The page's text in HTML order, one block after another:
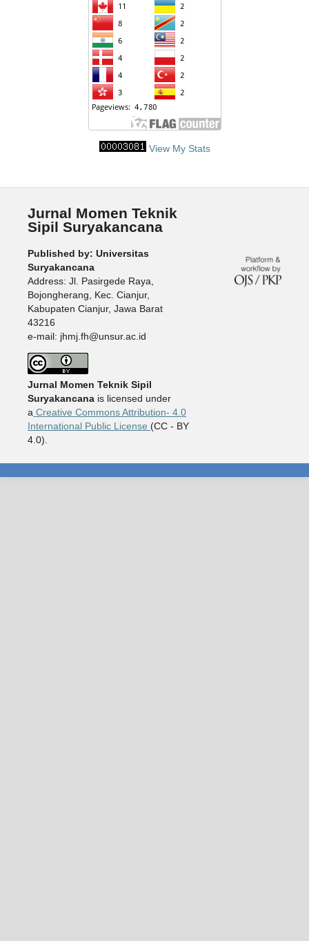
View My Stats
Jurnal Momen Teknik
Sipil Suryakancana
Published by: Universitas
Suryakancana
Address: Jl. Pasirgede Raya,
Bojongherang, Kec. Cianjur,
Kabupaten Cianjur, Jawa Barat
43216
e-mail: jhmj.fh@unsur.ac.id
Jurnal Momen Teknik Sipil
Suryakancanais licensed under
a Creative Commons Attribution- 4.0
International Public License (CC - BY
4.0).